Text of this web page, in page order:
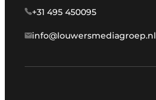
+31 495 450095
info@louwersmediagroep.nl